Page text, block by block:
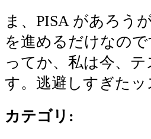
ま、PISA があろう
を進めるだけなので
ってか、私は今、
す。逃避しすぎたッ
カテゴリ :